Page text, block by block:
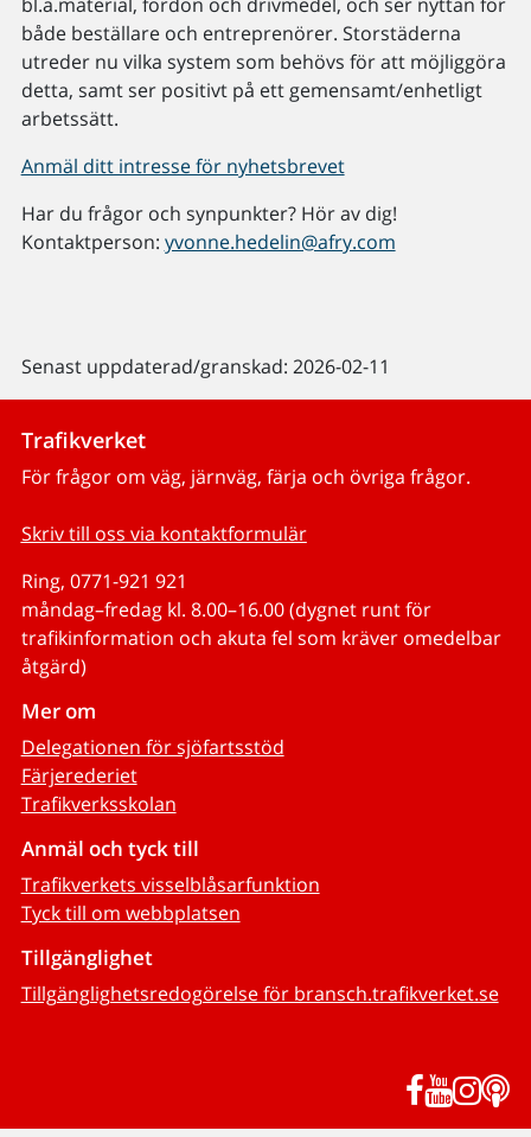
både beställare och entreprenörer. Storstäderna
utreder nu vilka system som behövs för att möjliggöra
detta, samt ser positivt på ett gemensamt/enhetligt
arbetssätt.
Anmäl ditt intresse för nyhetsbrevet
Har du frågor och synpunkter? Hör av dig!
Kontaktperson: yvonne.hedelin@afry.com
Senast uppdaterad/granskad: 2026-02-11
Trafikverket
För frågor om väg, järnväg, färja och övriga frågor.
Skriv till oss via kontaktformulär
Ring, 0771-921 921
måndag–fredag kl. 8.00–16.00 (dygnet runt för
trafikinformation och akuta fel som kräver omedelbar
åtgärd)
Mer om
Delegationen för sjöfartsstöd
Färjerederiet
Trafikverksskolan
Anmäl och tyck till
Trafikverkets visselblåsarfunktion
Tyck till om webbplatsen
Tillgänglighet
Tillgänglighetsredogörelse för bransch.trafikverket.se
Facebook
YouTube